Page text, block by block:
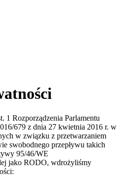
1 Rozporządzenia Parlamentu
679 z dnia 27 kwietnia 2016 r. w
w związku z przetwarzaniem
swobodnego przepływu takich
95/46/WE
jako RODO, wdrożyliśmy